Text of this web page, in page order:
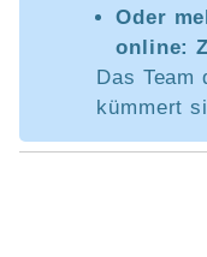
Oder
online:
Das Team
kümmert